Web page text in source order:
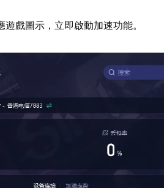
戲圖示，立即啟動加速功能。